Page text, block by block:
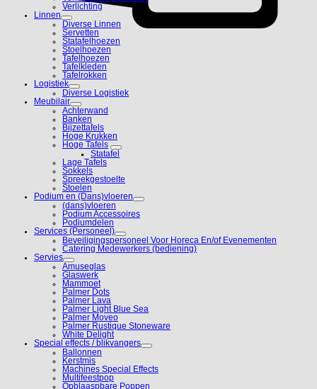
Verlichting
Linnen
Diverse Linnen
Servetten
Statafelhoezen
Stoelhoezen
Tafelhoezen
Tafelkleden
Tafelrokken
Logistiek
Diverse Logistiek
Meubilair
Achterwand
Banken
Bijzettafels
Hoge Krukken
Hoge Tafels
Statafel
Lage Tafels
Sokkels
Spreekgestoelte
Stoelen
Podium en (Dans)vloeren
(dans)vloeren
Podium Accessoires
Podiumdelen
Services (Personeel)
Beveiligingspersoneel Voor Horeca En/of Evenementen
Catering Medewerkers (bediening)
Servies
Amuseglas
Glaswerk
Mammoet
Palmer Dots
Palmer Lava
Palmer Light Blue Sea
Palmer Moveo
Palmer Rustique Stoneware
White Delight
Special effects / blikvangers
Ballonnen
Kerstmis
Machines Special Effects
Multifeestpop
Opblaaspbare Poppen